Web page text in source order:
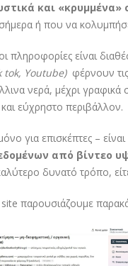
και «κρυμμένα»
σήμερα ή που να
πληροφορίες είναι
tok, Youtube)φέρνουν
νερά, μέχρι
εύχρηστο περιβάλλον.
για επισκέπτες –
από βίντεο
δυνατό τρόπο,
site παρουσιάζουμε